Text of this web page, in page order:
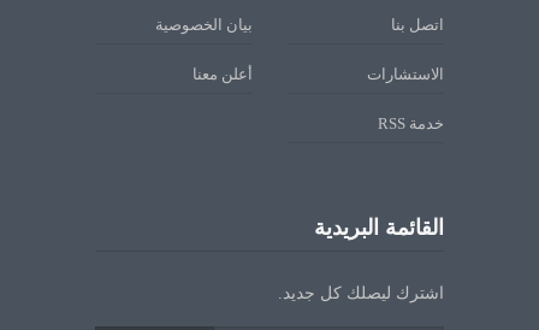
اتصل بنا بيان الخصوصية
الاستشارات أعلن معنا
خدمة RSS
القائمة البريدية
اشترك ليصلك كل جديد.